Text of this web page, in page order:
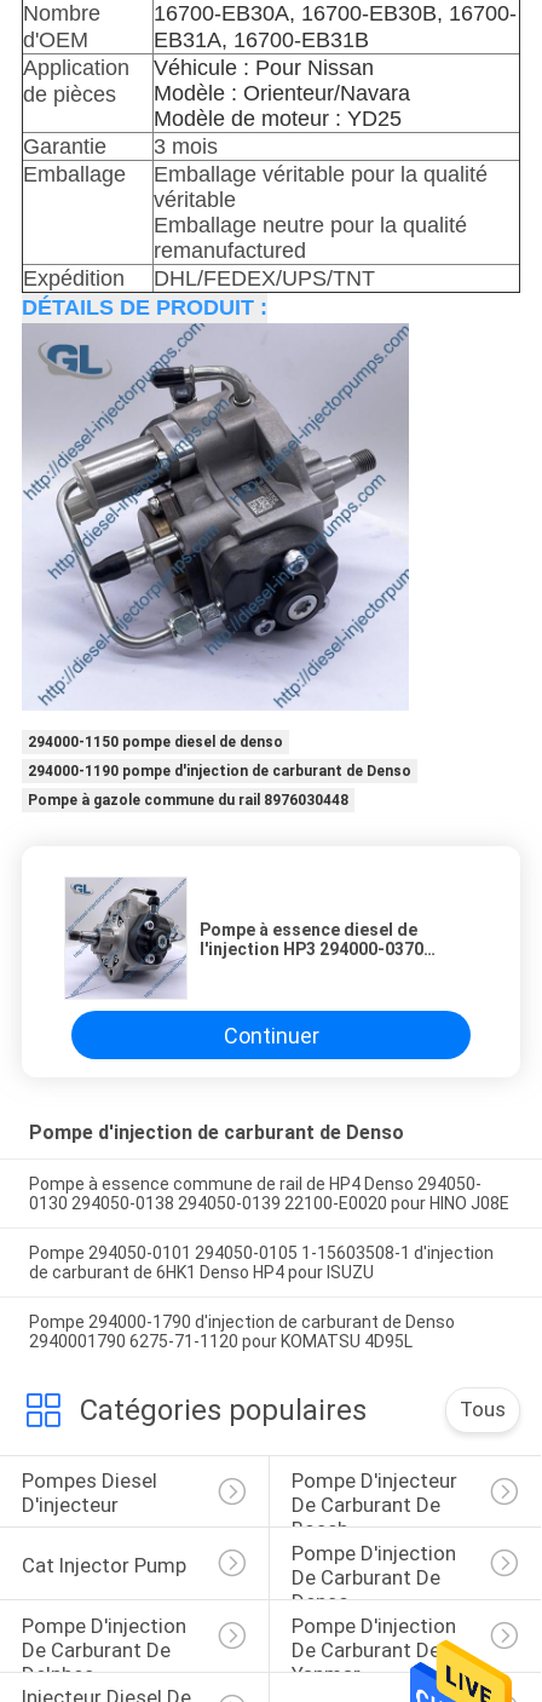
Nombre
d'OEM
16700-EB30A, 16700-EB30B, 16700-
EB31A, 16700-EB31B
Application
de pièces
Véhicule : Pour Nissan
Modèle : Orienteur/Navara
Modèle de moteur : YD25
Garantie
3 mois
Emballage
Emballage véritable pour la qualité
véritable
Emballage neutre pour la qualité
remanufactured
Expédition
DHL/FEDEX/UPS/TNT
DÉTAILS DE PRODUIT :
294000-1150 pompe diesel de denso
294000-1190 pompe d'injection de carburant de Denso
Pompe à gazole commune du rail 8976030448
Pompe à essence diesel de
l'injection HP3 294000-0370
Continuer
Pompe d'injection de carburant de Denso
Pompe à essence commune de rail de HP4 Denso 294050-
0130 294050-0138 294050-0139 22100-E0020 pour HINO J08E
Pompe 294050-0101 294050-0105 1-15603508-1 d'injection
de carburant de 6HK1 Denso HP4 pour ISUZU
Pompe 294000-1790 d'injection de carburant de Denso
2940001790 6275-71-1120 pour KOMATSU 4D95L
Catégories populaires Tous
Pompes Diesel
D'injecteur
Pompe D'injecteur
De Carburant De
Bosch
Cat Injector Pump
Pompe D'injection
De Carburant De
Denso
Pompe D'injection
De Carburant De
Delphes
Pompe D'injection
De Carburant De
Yanmar